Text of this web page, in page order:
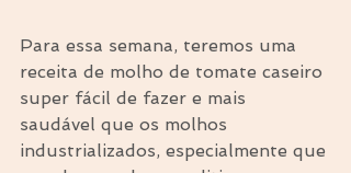
Para essa semana, teremos uma
receita de molho de tomate caseiro
super fácil de fazer e mais
saudável que os molhos
industrializados, especialmente que